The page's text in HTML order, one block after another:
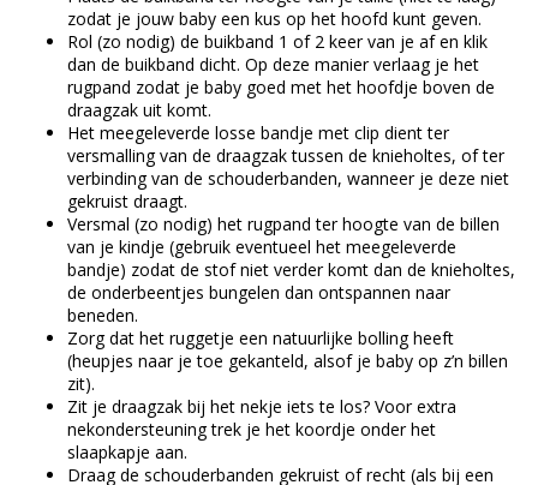
zodat je jouw baby een kus op het hoofd kunt geven.
Rol (zo nodig) de buikband 1 of 2 keer van je af en klik
dan de buikband dicht. Op deze manier verlaag je het
rugpand zodat je baby goed met het hoofdje boven de
draagzak uit komt.
Het meegeleverde losse bandje met clip dient ter
versmalling van de draagzak tussen de knieholtes, of ter
verbinding van de schouderbanden, wanneer je deze niet
gekruist draagt.
Versmal (zo nodig) het rugpand ter hoogte van de billen
van je kindje (gebruik eventueel het meegeleverde
bandje) zodat de stof niet verder komt dan de knieholtes,
de onderbeentjes bungelen dan ontspannen naar
beneden.
Zorg dat het ruggetje een natuurlijke bolling heeft
(heupjes naar je toe gekanteld, alsof je baby op z’n billen
zit).
Zit je draagzak bij het nekje iets te los? Voor extra
nekondersteuning trek je het koordje onder het
slaapkapje aan.
Draag de schouderbanden gekruist of recht (als bij een